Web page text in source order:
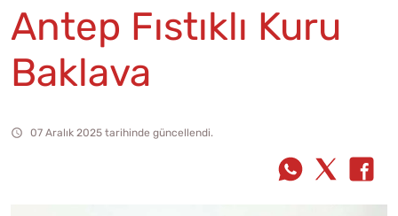
Antep Fıstıklı Kuru
Baklava
07 Aralık 2025 tarihinde güncellendi.